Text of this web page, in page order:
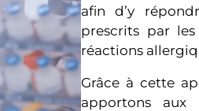
afin d’y
prescrits par
réactions
Grâce à cette
apportons aux